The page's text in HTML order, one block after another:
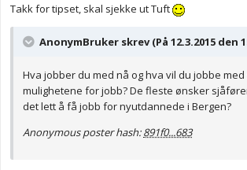
Takk for tipset, skal sjekke ut Tuft
AnonymBruker skrev (På 12.3.2015 den
Hva jobber du med nå og hva vil du jobbe
mulighetene for jobb? De fleste ønsker
det lett å få jobb for nyutdannede i Bergen?
Anonymous poster hash:891f0...683